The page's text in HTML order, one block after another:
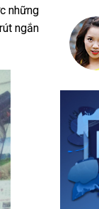
những
ngắn